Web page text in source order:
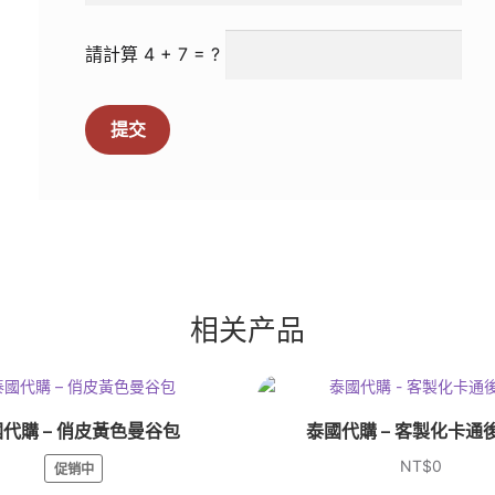
請計算 4 + 7 = ?
相关产品
購 – 俏皮黃色曼谷包
促销中
泰國代購 – 客製化卡通
NT$0